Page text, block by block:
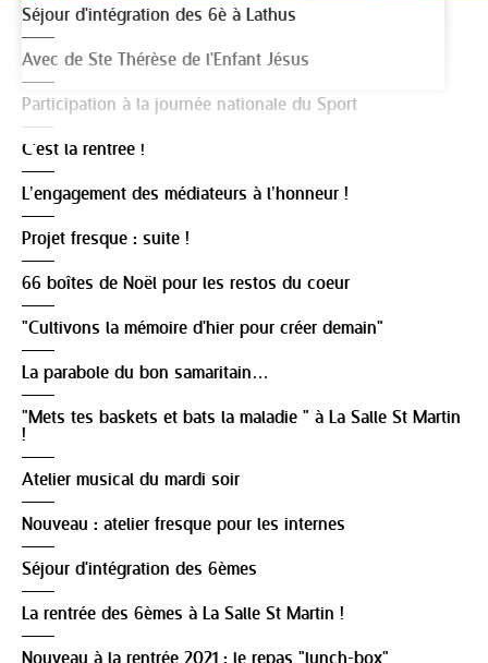
Séjour d'intégration des 6è à Lathus
Avec de Ste Thérèse de l'Enfant Jésus
Participation à la journée nationale du Sport
C'est la rentrée !
L’engagement des médiateurs à l’honneur !
Projet fresque : suite !
66 boîtes de Noël pour les restos du coeur
"Cultivons la mémoire d'hier pour créer demain"
La parabole du bon samaritain…
"Mets tes baskets et bats la maladie " à La Salle St Martin
!
Atelier musical du mardi soir
Nouveau : atelier fresque pour les internes
Séjour d'intégration des 6èmes
La rentrée des 6èmes à La Salle St Martin !